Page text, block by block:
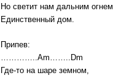
Но светит нам дальним огнем
Единственный дом.
Припев:
…………..Am……..Dm
Где-то на шаре земном,